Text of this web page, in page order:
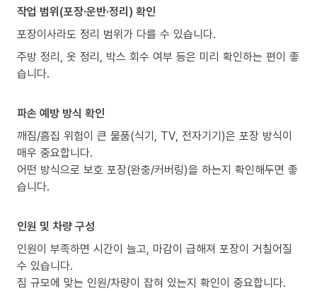
작업 범위(포장·운반·정리) 확인
포장이사라도 정리 범위가 다를 수 있습니다.
주방 정리, 옷 정리, 박스 회수 여부 등은 미리 확인하는 편이 좋
습니다.
파손 예방 방식 확인
깨짐/흠집 위험이 큰 물품(식기, TV, 전자기기)은 포장 방식이
매우 중요합니다.
어떤 방식으로 보호 포장(완충/커버링)을 하는지 확인해두면 좋
습니다.
인원 및 차량 구성
인원이 부족하면 시간이 늘고, 마감이 급해져 포장이 거칠어질
수 있습니다.
짐 규모에 맞는 인원/차량이 잡혀 있는지 확인이 중요합니다.